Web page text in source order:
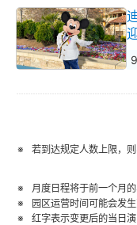
若到达规定人数上限，
月度日程将于前一个月的
园区运营时间可能会发生
红字表示变更后的当日演